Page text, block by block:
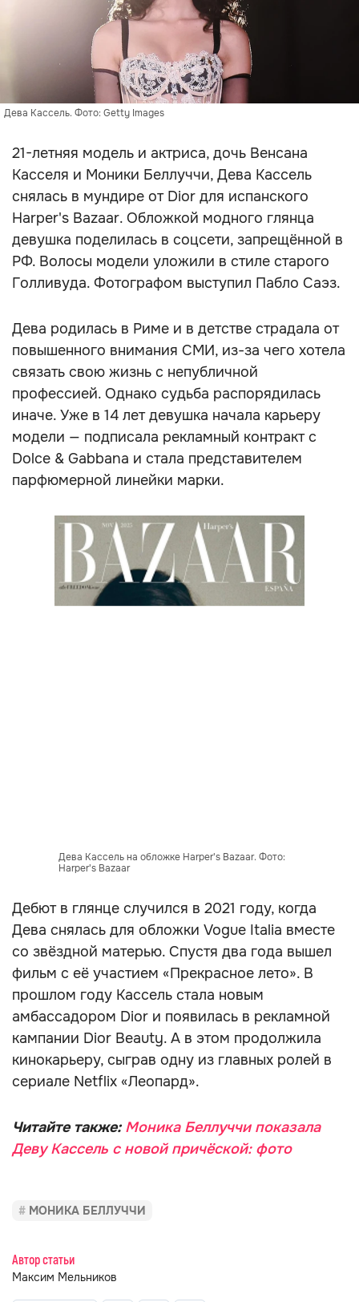
Дева Кассель. Фото: Getty Images
21-летняя модель и актриса, дочь Венсана
Касселя и Моники Беллуччи, Дева Кассель
снялась в мундире от Dior для испанского
Harper's Bazaar. Обложкой модного глянца
девушка поделилась в соцсети, запрещённой в
РФ. Волосы модели уложили в стиле старого
Голливуда. Фотографом выступил Пабло Саэз.
Дева родилась в Риме и в детстве страдала от
повышенного внимания СМИ, из-за чего хотела
связать свою жизнь с непубличной
профессией. Однако судьба распорядилась
иначе. Уже в 14 лет девушка начала карьеру
модели — подписала рекламный контракт с
Dolce & Gabbana и стала представителем
парфюмерной линейки марки.
Дева Кассель на обложке Harper's Bazaar. Фото:
Harper's Bazaar
Дебют в глянце случился в 2021 году, когда
Дева снялась для обложки Vogue Italia вместе
со звёздной матерью. Спустя два года вышел
фильм с её участием «Прекрасное лето». В
прошлом году Кассель стала новым
амбассадором Dior и появилась в рекламной
кампании Dior Beauty. А в этом продолжила
кинокарьеру, сыграв одну из главных ролей в
сериале Netflix «Леопард».
Читайте также: Моника Беллуччи показала
Деву Кассель с новой причёской: фото
МОНИКА БЕЛЛУЧЧИ
Автор статьи
Максим Мельников